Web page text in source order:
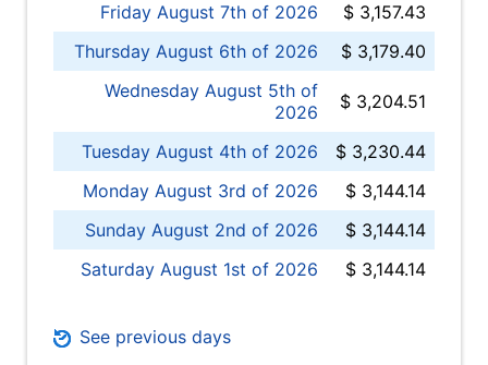
Friday August 7th of 2026
$ 3,157.43
Thursday August 6th of 2026
$ 3,179.40
Wednesday August 5th of
2026
$ 3,204.51
Tuesday August 4th of 2026
$ 3,230.44
Monday August 3rd of 2026
$ 3,144.14
Sunday August 2nd of 2026
$ 3,144.14
Saturday August 1st of 2026
$ 3,144.14
See previous days